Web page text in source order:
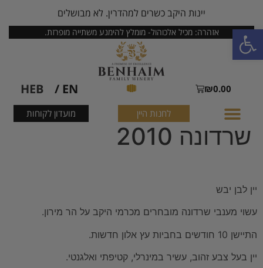
פתח סרגל נגישות
יינות היקב כשרים למהדרין. לא מבושלים
אזהרה: מכיל אלכוהול- מומלץ להימנע משתייה מופרזת.
₪0.00
EN /
HEB
לחנות היין מועדון לקוחות
שרדונה 2010
יין לבן יבש
עשוי מענבי שרדונה מובחרים מכרמי היקב על הר מירון.
התיישן 10 חודשים בחביות עץ אלון חדשות.
יין בעל צבע זהוב, עשיר במינרלי, קטיפתי ואלגנטי.